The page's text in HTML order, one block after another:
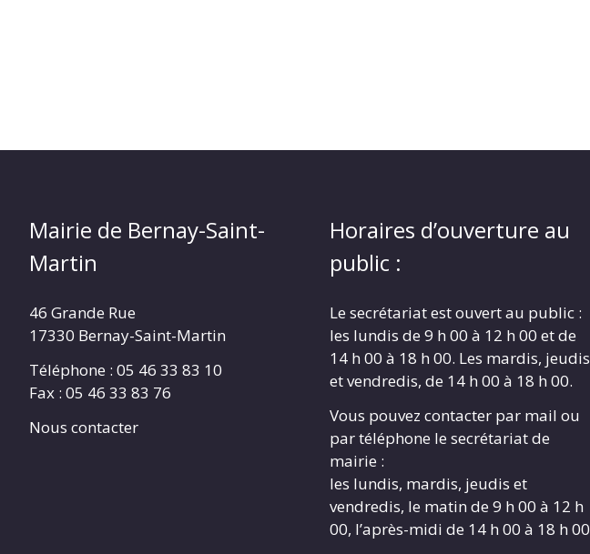
Mairie de Bernay-Saint-
Martin
46 Grande Rue
17330 Bernay-Saint-Martin
Téléphone : 05 46 33 83 10
Fax : 05 46 33 83 76
Nous contacter
Horaires d’ouverture au
public :
Le secrétariat est ouvert au public :
les lundis de 9 h 00 à 12 h 00 et de
14 h 00 à 18 h 00. Les mardis, jeudis
et vendredis, de 14 h 00 à 18 h 00.
Vous pouvez contacter par mail ou
par téléphone le secrétariat de
mairie :
les lundis, mardis, jeudis et
vendredis, le matin de 9 h 00 à 12 h
00, l’après-midi de 14 h 00 à 18 h 00